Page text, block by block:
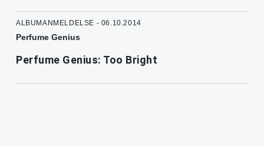
ALBUMANMELDELSE - 06.10.2014
Perfume Genius
Perfume Genius: Too Bright